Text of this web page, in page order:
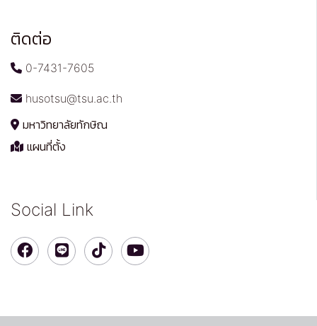
ติดต่อ
0-7431-7605
husotsu@tsu.ac.th
มหาวิทยาลัยทักษิณ
แผนที่ตั้ง
Social Link